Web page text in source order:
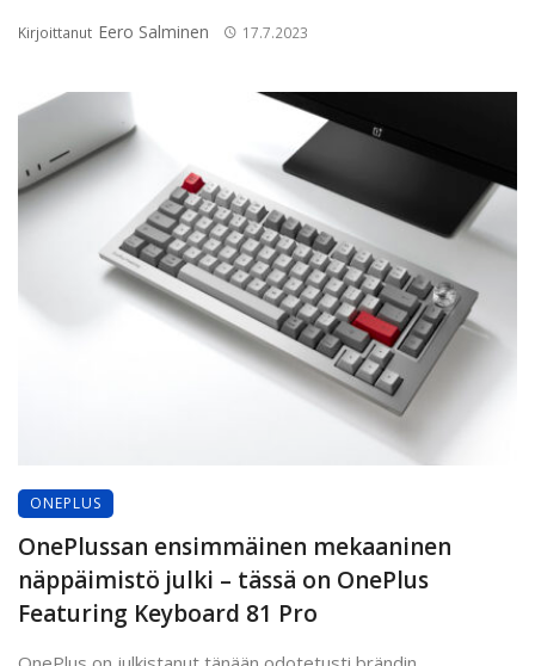
Kirjoittanut Eero Salminen 17.7.2023
ONEPLUS
OnePlussan ensimmäinen mekaaninen
näppäimistö julki – tässä on OnePlus
Featuring Keyboard 81 Pro